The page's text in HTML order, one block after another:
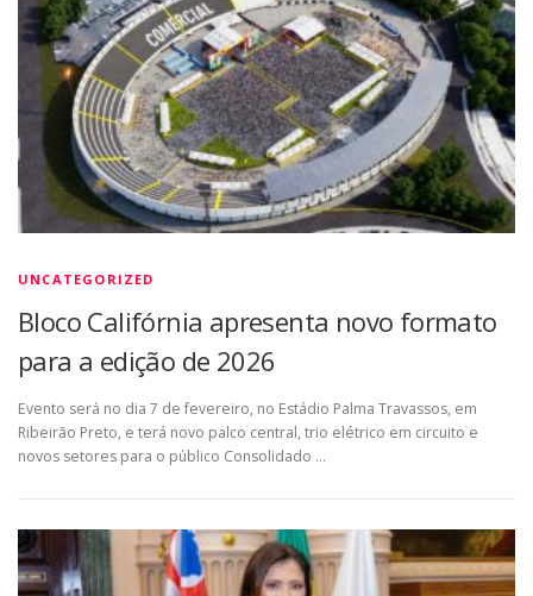
UNCATEGORIZED
Bloco Califórnia apresenta novo formato
para a edição de 2026
Evento será no dia 7 de fevereiro, no Estádio Palma Travassos, em
Ribeirão Preto, e terá novo palco central, trio elétrico em circuito e
novos setores para o público Consolidado …